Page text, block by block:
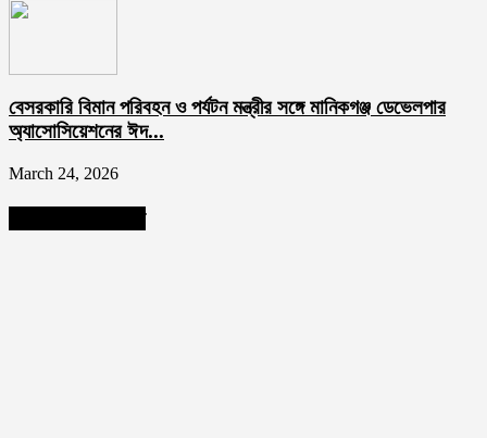
বেসরকারি বিমান পরিবহন ও পর্যটন মন্ত্রীর সঙ্গে মানিকগঞ্জ ডেভেলপার
অ্যাসোসিয়েশনের ঈদ...
March 24, 2026